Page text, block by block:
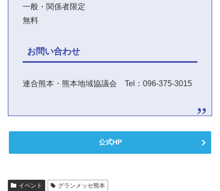
一般・関係者限定
無料
お問い合わせ
連合熊本・熊本地域協議会 Tel：096-375-3015
公式HP
イベント グランメッセ熊本